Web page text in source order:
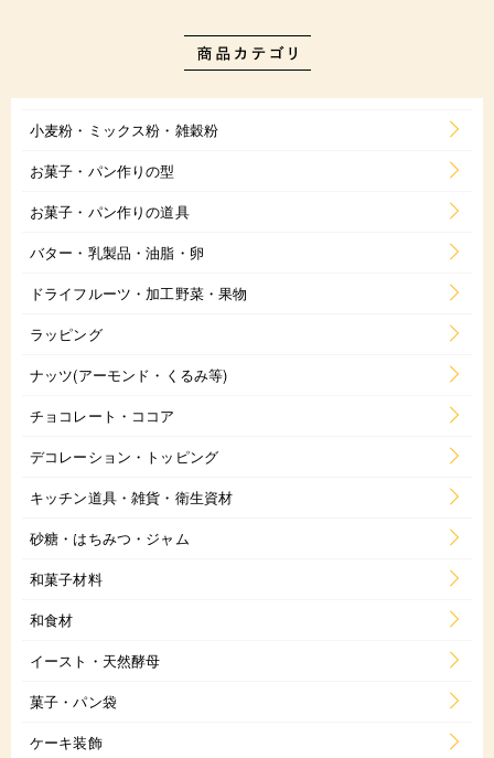
小麦粉・ミックス粉・雑穀粉
お菓子・パン作りの型
お菓子・パン作りの道具
バター・乳製品・油脂・卵
ドライフルーツ・加工野菜・果物
ラッピング
ナッツ(アーモンド・くるみ等)
チョコレート・ココア
デコレーション・トッピング
キッチン道具・雑貨・衛生資材
砂糖・はちみつ・ジャム
和菓子材料
和食材
イースト・天然酵母
菓子・パン袋
ケーキ装飾